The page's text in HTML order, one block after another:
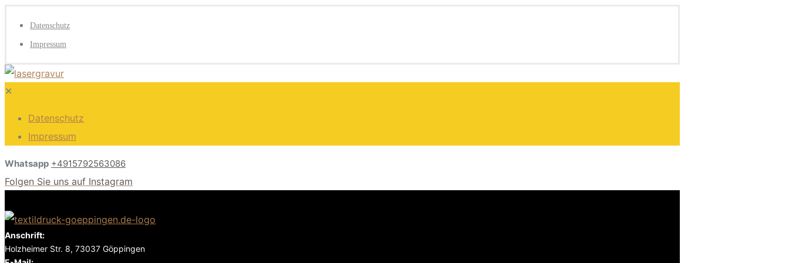
Datenschutz
Impressum
✕
Datenschutz
Impressum
Whatsapp +4915792563086
Folgen Sie uns auf Instagram
Anschrift:
Holzheimer Str. 8, 73037 Göppingen